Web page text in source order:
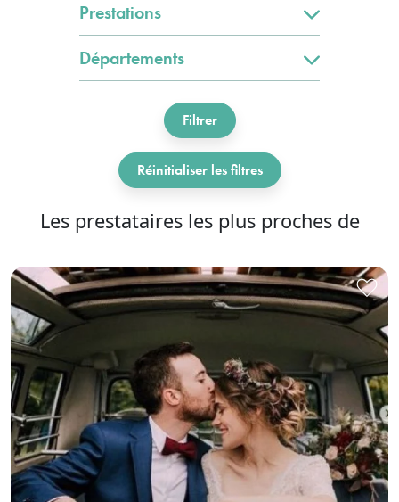
Prestations
Départements
Filtrer
Réinitialiser les filtres
Les prestataires les plus proches de